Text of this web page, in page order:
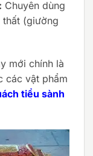
Chuyên dùng
(giường
mới chính là
các vật phẩm
tiểu sành